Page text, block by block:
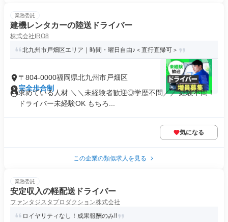
業務委託
建機レンタカーの陸送ドライバー
株式会社IRO8
北九州市戸畑区エリア｜時間・曜日自由♪＜直行直帰可＞
〒804-0000福岡県北九州市戸畑区
完全歩合制
求めている人材 ＼＼未経験者歓迎◎学歴不問／／ 経験不問！
ドライバー未経験OK もちろ...
気になる
この企業の類似求人を見る
業務委託
安定収入の軽配送ドライバー
ファンタジスタプロダクション株式会社
ロイヤリティなし！成果報酬のみ!!